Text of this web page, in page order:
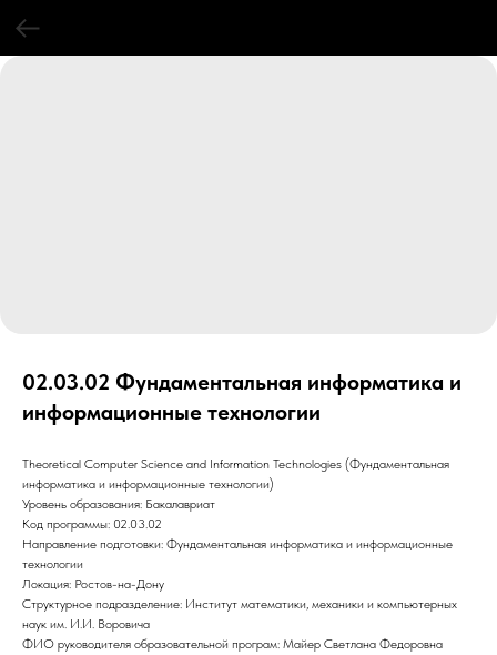
02.03.02 Фундаментальная информатика и
информационные технологии
Theoretical Computer Science and Information Technologies (Фундаментальная
информатика и информационные технологии)
Уровень образования: Бакалавриат
Код программы: 02.03.02
Направление подготовки: Фундаментальная информатика и информационные
технологии
Локация: Ростов-на-Дону
Структурное подразделение: Институт математики, механики и компьютерных
наук им. И.И. Воровича
ФИО руководителя образовательной програм: Майер Светлана Федоровна